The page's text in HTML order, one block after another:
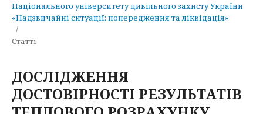
Національного університету цивільного захисту України
«Надзвичайні ситуації: попередження та ліквідація»
/
Статті
ДОСЛІДЖЕННЯ
ДОСТОВІРНОСТІ РЕЗУЛЬТАТІВ